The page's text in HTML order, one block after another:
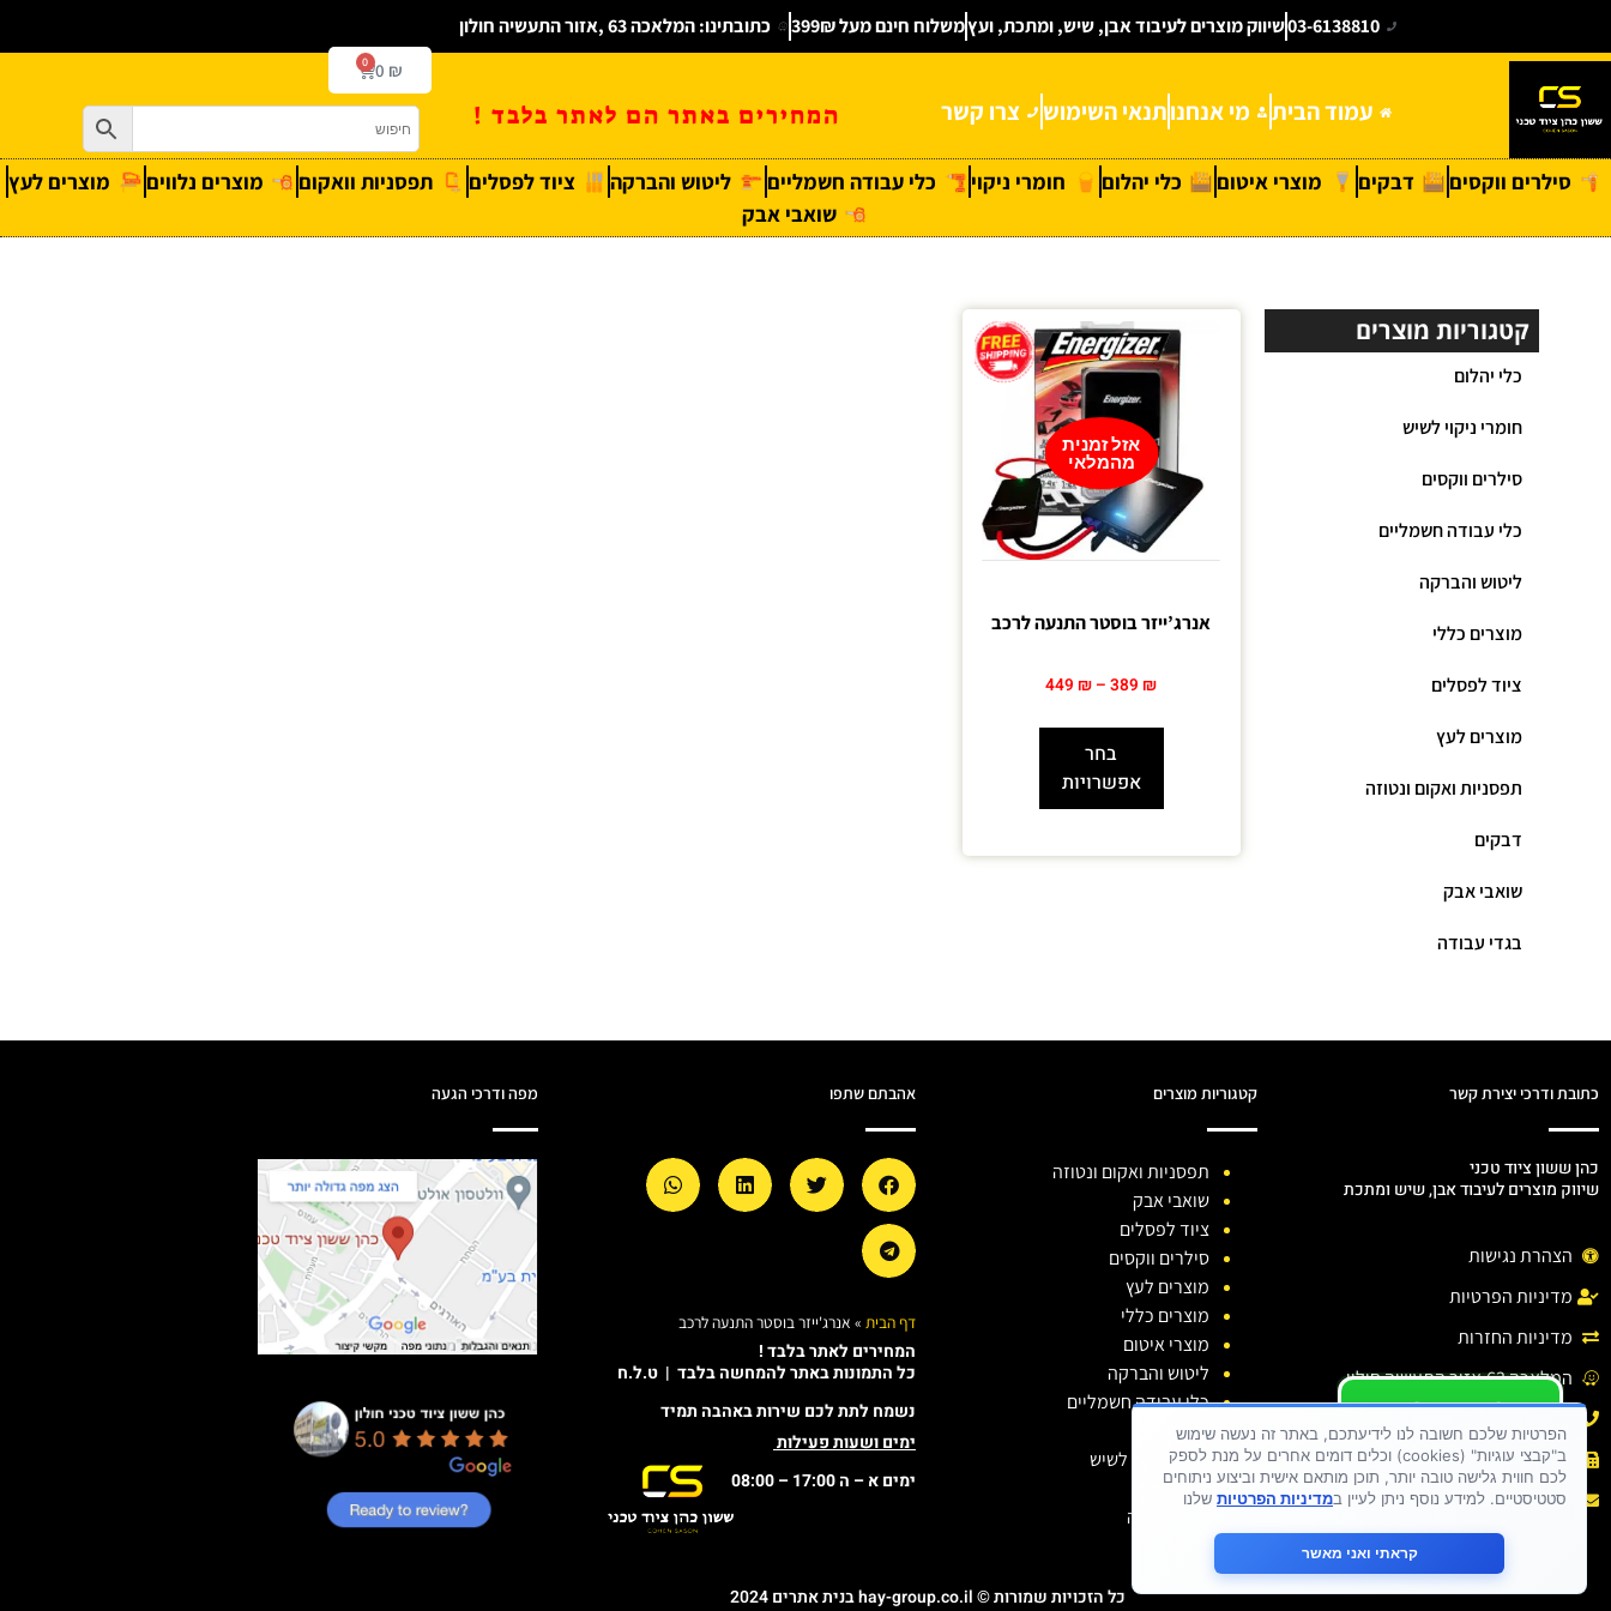
03-6138810שיווק מוצרים לעיבוד אבן, שיש, ומתכת, ועץמשלוח חינם מעל 399₪ כתובתינו: המלאכה 63 ,אזור התעשיה חולון
עמוד הבית מי אנחנותנאי השימוש צרו קשר המחירים באתר הם לאתר בלבד !
0 ₪
0
סילרים ווקסים דבקים מוצרי איטום כלי יהלום חומרי ניקוי כלי עבודה חשמליים ליטוש והברקה ציוד לפסלים תפסניות וואקום מוצרים נלווים
מוצרים לעץ
שואבי אבק
קטגוריות מוצרים
כלי יהלום
חומרי ניקוי לשיש
סילרים ווקסים
כלי עבודה חשמליים
ליטוש והברקה
מוצרים כללי
ציוד לפסלים
מוצרים לעץ
תפסניות ואקום ונטוזה
דבקים
שואבי אבק
בגדי עבודה
אזל זמנית
מהמלאי
אנרג’ייזר בוסטר התנעה לרכב
389 ₪
–
449 ₪
בחר
אפשרויות
כתובת ודרכי יצירת קשר
כהן ששון ציוד טכני
שיווק מוצרים לעיבוד אבן, שיש ומתכת
הצהרת נגישות
מדיניות הפרטיות
מדיניות החזרות
המלאכה 63,אזור התעשיה חולון.
פקס : 03-6138810
אימייל :sason.cohen26@gmail.com
קטגוריות מוצרים
תפסניות ואקום ונטוזה
שואבי אבק
ציוד לפסלים
סילרים ווקסים
מוצרים לעץ
מוצרים כללי
מוצרי איטום
ליטוש והברקה
כלי עבודה חשמליים
כלי יהלום
חומרי ניקוי לשיש
דבקים
בגדי עבודה
אהבתם שתפו
דף הבית » אנרג'ייזר בוסטר התנעה לרכב
המחירים לאתר בלבד !
כל התמונות באתר להמחשה בלבד | ט.ל.ח
נשמח לתת לכם שירות באהבה תמיד
ימים ושעות פעילות
ימים א – ה 17:00 – 08:00
מפה ודרכי הגעה
יש לכם שאלה ?
יש לכם בעיה ?
כתבו לנו
כל הזכויות שמורות © hay-group.co.il בנית אתרים 2024
הפרטיות שלכם חשובה לנו לידיעתכם, באתר זה נעשה שימוש
ב"קבצי עוגיות" (cookies) וכלים דומים אחרים על מנת לספק
לכם חווית גלישה טובה יותר, תוכן מותאם אישית וביצוע ניתוחים
סטטיסטיים. למידע נוסף ניתן לעיין במדיניות הפרטיות שלנו
קראתי ואני מאשר